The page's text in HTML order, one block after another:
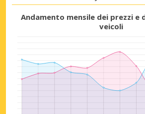
Andamento mensile dei prezzi e
veicoli